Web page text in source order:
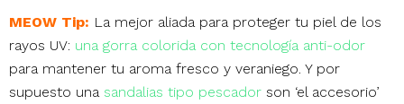
MEOW Tip: La mejor aliada para proteger tu piel de los
rayos UV: una gorra colorida con tecnología anti-odor
para mantener tu aroma fresco y veraniego. Y por
supuesto una sandalias tipo pescador son ‘el accesorio’